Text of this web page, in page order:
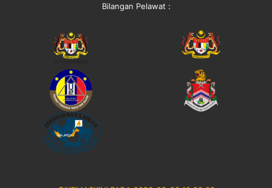
Bilangan Pelawat :